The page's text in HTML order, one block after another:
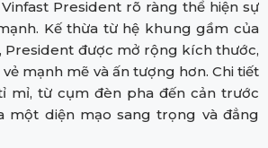
President rõ ràng thể hiện sự
Kế thừa từ hệ khung gầm của
President được mở rộng kích thước,
mạnh mẽ và ấn tượng hơn. Chi tiết
mỉ, từ cụm đèn pha đến cản trước
một diện mạo sang trọng và đẳng